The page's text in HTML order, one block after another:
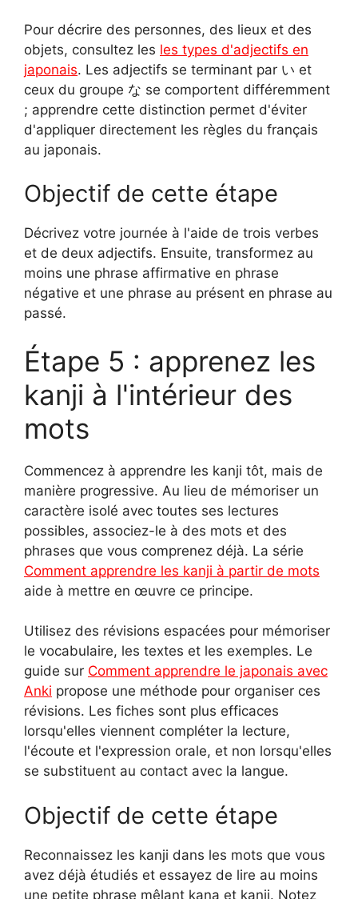
Pour décrire des personnes, des lieux et des
objets, consultez les les types d'adjectifs en
japonais. Les adjectifs se terminant par い et
ceux du groupe な se comportent différemment
; apprendre cette distinction permet d'éviter
d'appliquer directement les règles du français
au japonais.
Objectif de cette étape
Décrivez votre journée à l'aide de trois verbes
et de deux adjectifs. Ensuite, transformez au
moins une phrase affirmative en phrase
négative et une phrase au présent en phrase au
passé.
Étape 5 : apprenez les
kanji à l'intérieur des
mots
Commencez à apprendre les kanji tôt, mais de
manière progressive. Au lieu de mémoriser un
caractère isolé avec toutes ses lectures
possibles, associez-le à des mots et des
phrases que vous comprenez déjà. La série
Comment apprendre les kanji à partir de mots
aide à mettre en œuvre ce principe.
Utilisez des révisions espacées pour mémoriser
le vocabulaire, les textes et les exemples. Le
guide sur Comment apprendre le japonais avec
Anki propose une méthode pour organiser ces
révisions. Les fiches sont plus efficaces
lorsqu'elles viennent compléter la lecture,
l'écoute et l'expression orale, et non lorsqu'elles
se substituent au contact avec la langue.
Objectif de cette étape
Reconnaissez les kanji dans les mots que vous
avez déjà étudiés et essayez de lire au moins
une petite phrase mêlant kana et kanji. Notez